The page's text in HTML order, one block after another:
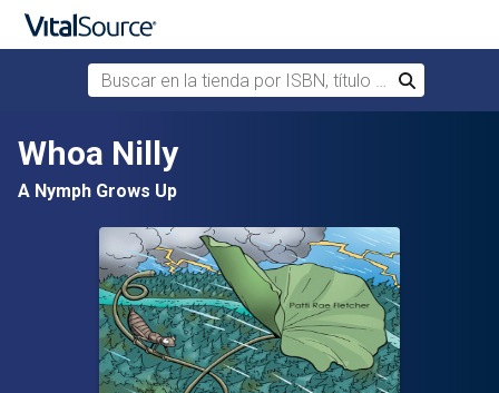
Saltar al contenido principal
Buscar en la tienda por ISBN, título o autor
Buscar
Whoa Nilly
A Nymph Grows Up